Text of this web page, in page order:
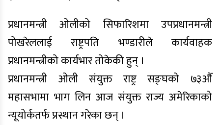
प्रधानमन्त्री ओलीको सिफारिशमा उपप्रधानमन्त्री
पोखरेललाई राष्ट्रपति भण्डारीले कार्यवाहक
प्रधानमन्त्रीको कार्यभार तोकेकी हुन् ।
प्रधानमन्त्री ओली संयुक्त राष्ट्र सङ्घको ७३औँ
महासभामा भाग लिन आज संयुक्त राज्य अमेरिकाको
न्यूयोर्कतर्फ प्रस्थान गरेका छन् ।